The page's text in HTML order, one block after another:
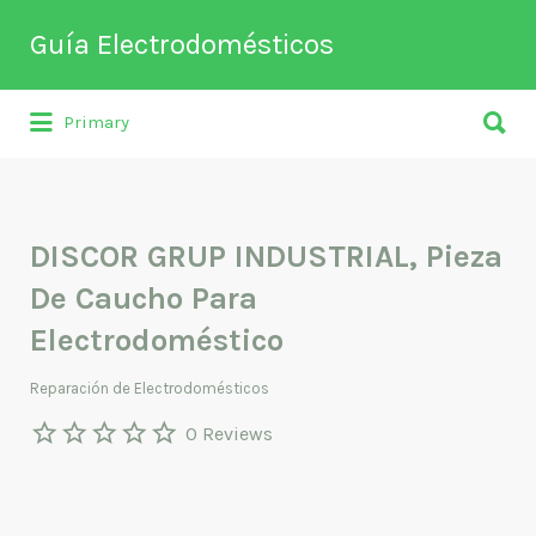
Guía Electrodomésticos
Directorio de empresas relacionadas
Buscar
por:
Primary
por:
DISCOR GRUP INDUSTRIAL, Pieza
De Caucho Para
Electrodoméstico
Reparación de Electrodomésticos
0 Reviews